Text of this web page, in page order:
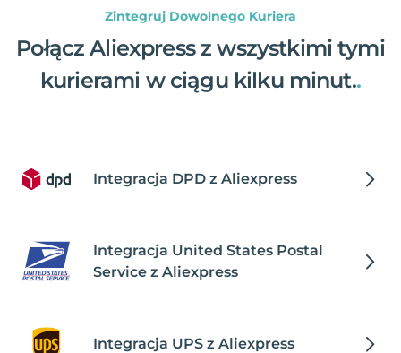
Zintegruj Dowolnego Kuriera
Połącz Aliexpress z wszystkimi tymi
kurierami w ciągu kilku minut..
Integracja DPD z Aliexpress
Integracja United States Postal
Service z Aliexpress
Integracja UPS z Aliexpress